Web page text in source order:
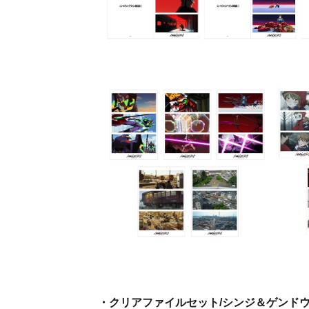
・クリアファイルセット/シンジ＆ゲンド